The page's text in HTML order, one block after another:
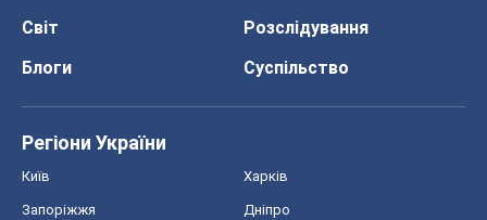
Світ
Розслідування
Блоги
Суспільство
Регіони України
Київ Харків
Запоріжжя Дніпро